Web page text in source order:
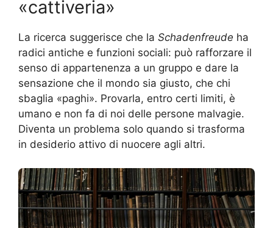
«cattiveria»
La ricerca suggerisce che la Schadenfreude ha
radici antiche e funzioni sociali: può rafforzare il
senso di appartenenza a un gruppo e dare la
sensazione che il mondo sia giusto, che chi
sbaglia «paghi». Provarla, entro certi limiti, è
umano e non fa di noi delle persone malvagie.
Diventa un problema solo quando si trasforma
in desiderio attivo di nuocere agli altri.